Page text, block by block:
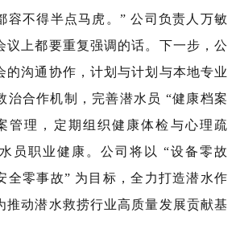
容不得半点马虎。” 公司负责人万敏
议上都要重复强调的话。下一步，公
的沟通协作，计划与计划与本地专业
治合作机制，完善潜水员 “健康档案
管理，定期组织健康体检与心理疏
员职业健康。公司将以 “设备零故
全零事故” 为目标，全力打造潜水作
推动潜水救捞行业高质量发展贡献基